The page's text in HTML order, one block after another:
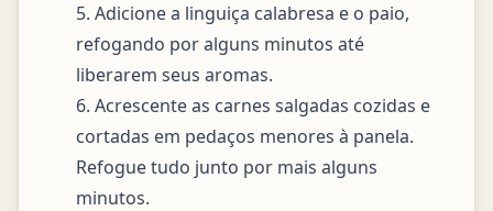
5. Adicione a linguiça calabresa e o paio,
refogando por alguns minutos até
liberarem seus aromas.
6. Acrescente as carnes salgadas cozidas e
cortadas em pedaços menores à panela.
Refogue tudo junto por mais alguns
minutos.